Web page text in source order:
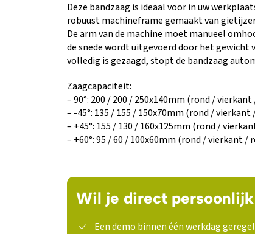
Deze bandzaag is ideaal voor in uw
robuust machineframe gemaakt van
De arm van de machine moet manueel
de snede wordt uitgevoerd door het gewicht
volledig is gezaagd, stopt de bandzaag
Zaagcapaciteit:
– 90°: 200 / 200 / 250x140mm (rond /
– -45°: 135 / 155 / 150x70mm (rond /
– +45°: 155 / 130 / 160x125mm (rond /
– +60°: 95 / 60 / 100x60mm (rond / vierkant /
Wil je direct
Een demo binnen één werkdag